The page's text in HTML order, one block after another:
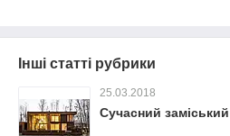
Інші статті рубрики
25.03.2018
Сучасний